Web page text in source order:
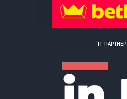
ІТ-ПАРТНЕР